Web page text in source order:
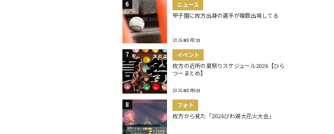
ニュース
甲子園に枚方出身の選手が複数出場してる
2026年8月7日
イベント
枚方の近所の夏祭りスケジュール2026【ひら
つーまとめ】
2026年8月6日
フォト
枚方から見た「2026びわ湖大花火大会」